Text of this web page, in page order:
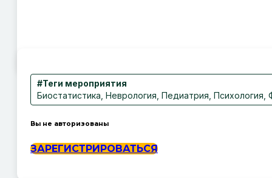
#Теги мероприятия
Биостатистика, Неврология, Педиатрия,
Вы не авторизованы
ЗАРЕГИСТРИРОВАТЬСЯ